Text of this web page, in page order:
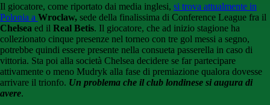
Il giocatore, come riportato dai media inglesi, si trova attualmente in
Polonia a Wroclaw, sede della finalissima di Conference League fra il
Chelsea ed il Real Betis. Il giocatore, che ad inizio stagione ha
collezionato cinque presenze nel torneo con tre gol messi a segno,
potrebbe quindi essere presente nella consueta passerella in caso di
vittoria. Sta poi alla società Chelsea decidere se far partecipare
attivamente o meno Mudryk alla fase di premiazione qualora dovesse
arrivare il trionfo. Un problema che il club londinese si augura di
avere.